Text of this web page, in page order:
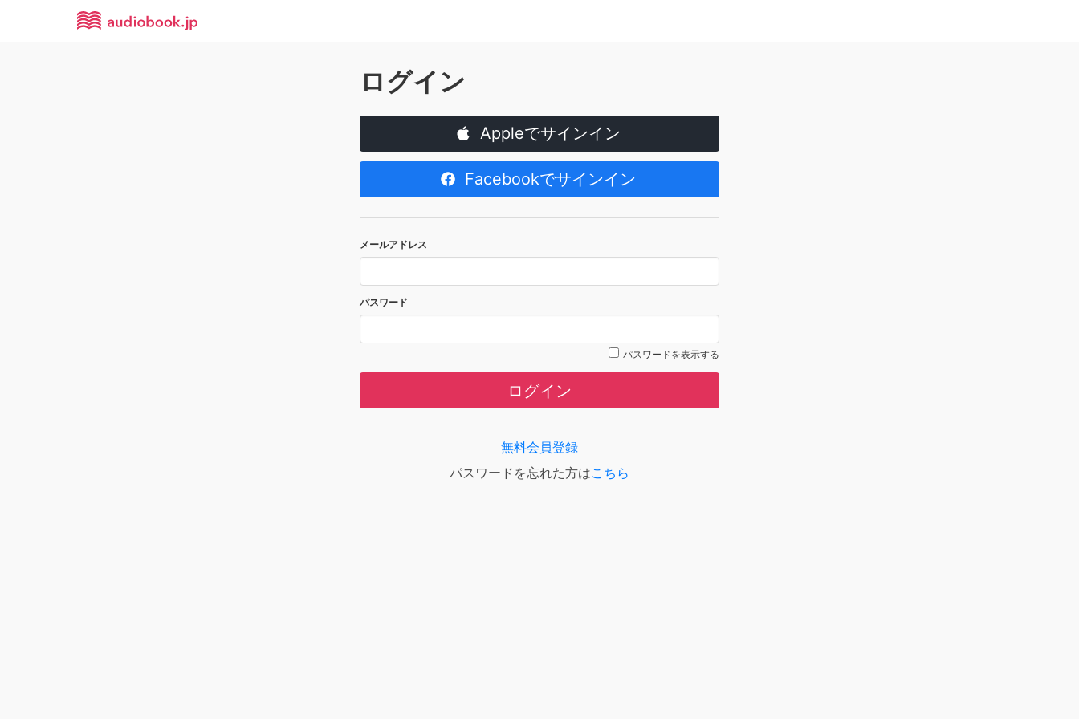
ログイン
Appleでサインイン
Facebookでサインイン
メールアドレス
パスワード
パスワードを表示する
ログイン
無料会員登録
パスワードを忘れた方はこちら